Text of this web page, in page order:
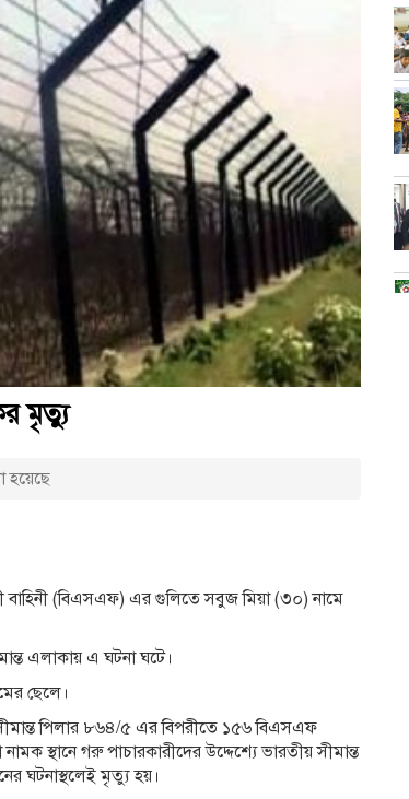
মৃত্যু
হয়েছে
বাহিনী (বিএসএফ) এর গুলিতে সবুজ মিয়া (৩০) নামে
এলাকায় এ ঘটনা ঘটে।
ছেলে।
সীমান্ত পিলার ৮৬৪/৫ এর বিপরীতে ১৫৬ বিএসএফ
স্থানে গরু পাচারকারীদের উদ্দেশ্যে ভারতীয় সীমান্ত
ঘটনাস্থলেই মৃত্যু হয়।